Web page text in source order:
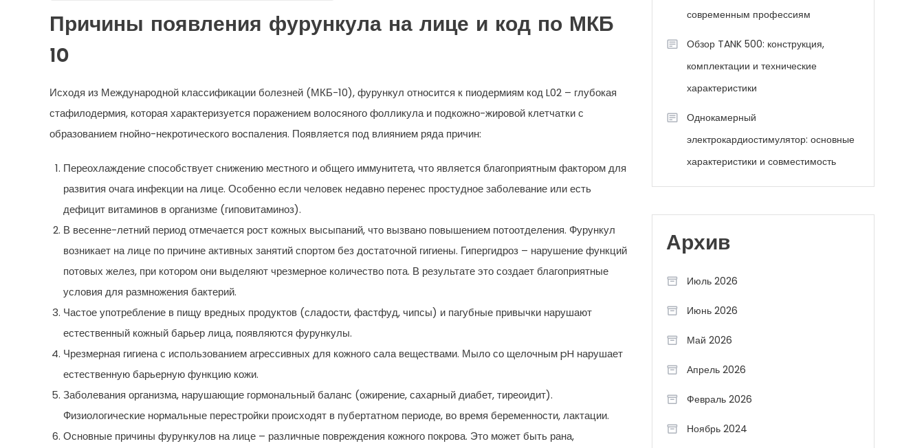
Причины появления фурункула на лице и код по МКБ
10
Исходя из Международной классификации болезней (МКБ-10), фурункул относится к пиодермиям код L02 – глубокая
стафилодермия, которая характеризуется поражением волосяного фолликула и подкожно-жировой клетчатки с
образованием гнойно-некротического воспаления. Появляется под влиянием ряда причин:
Переохлаждение способствует снижению местного и общего иммунитета, что является благоприятным фактором для
развития очага инфекции на лице. Особенно если человек недавно перенес простудное заболевание или есть
дефицит витаминов в организме (гиповитаминоз).
В весенне-летний период отмечается рост кожных высыпаний, что вызвано повышением потоотделения. Фурункул
возникает на лице по причине активных занятий спортом без достаточной гигиены. Гипергидроз – нарушение функций
потовых желез, при котором они выделяют чрезмерное количество пота. В результате это создает благоприятные
условия для размножения бактерий.
Частое употребление в пищу вредных продуктов (сладости, фастфуд, чипсы) и пагубные привычки нарушают
естественный кожный барьер лица, появляются фурункулы.
Чрезмерная гигиена с использованием агрессивных для кожного сала веществами. Мыло со щелочным pH нарушает
естественную барьерную функцию кожи.
Заболевания организма, нарушающие гормональный баланс (ожирение, сахарный диабет, тиреоидит).
Физиологические нормальные перестройки происходят в пубертатном периоде, во время беременности, лактации.
Основные причины фурункулов на лице – различные повреждения кожного покрова. Это может быть рана,
современным профессиям
Обзор TANK 500: конструкция,
комплектации и технические
характеристики
Однокамерный
электрокардиостимулятор: основные
характеристики и совместимость
Архив
Июль 2026
Июнь 2026
Май 2026
Апрель 2026
Февраль 2026
Ноябрь 2024